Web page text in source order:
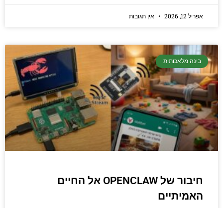
אפריל 12, 2026 אין תגובות
בינה מלאכותית
חיבור של OPENCLAW אל החיים
האמיתיים